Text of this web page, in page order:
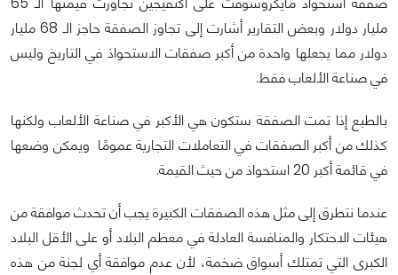
مليار دولار وبعض التقارير أشارت إلى تجاوز الصفقة حاجز الـ 68 مليار
دولار مما يجعلها واحدة من أكبر صفقات الاستحواذ في التاريخ وليس
في صناعة الألعاب فقط.
بالطبع إذا تمت الصفقة ستكون هي الأكبر في صناعة الألعاب ولكنها
كذلك من أكبر الصفقات في التعاملات التجارية عمومًا ويمكن وضعها
في قائمة أكبر 20 استحواذ من حيث القيمة.
عندما نتطرق إلى مثل هذه الصفقات الكبيرة يجب أن تحدث موافقة من
هيئات الاحتكار والمنافسة العادلة في معظم البلاد أو على الأقل البلاد
الكبرى التي تمتلك أسواق ضخمة، لأن عدم موافقة أي لجنة من هذه